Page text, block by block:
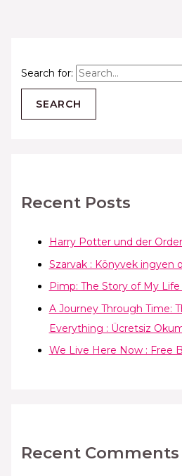
Search for:
Recent Posts
Harry Potter und der
Szarvak : Könyvek ingyen
Pimp: The Story of My
A Journey Through Time:
Everything : Ücretsiz
We Live Here Now : Free
Recent Comments